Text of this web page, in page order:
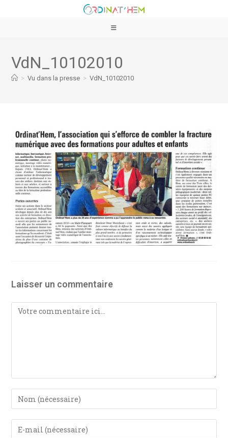
VdN_10102010
> Vu dans la presse > VdN_10102010
Laisser un commentaire